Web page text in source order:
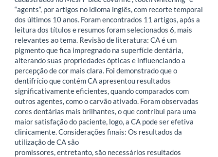
“agents“, por artigos no idioma inglês, com recorte temporal
dos últimos 10 anos. Foram encontrados 11 artigos, após a
leitura dos títulos e resumos foram selecionados 6, mais
relevantes ao tema. Revisão de literatura: CA é um
pigmento que fica impregnado na superfície dentária,
alterando suas propriedades ópticas e influenciando a
percepção de cor mais clara. Foi demonstrado que o
dentifrício que contém CA apresentou resultados
significativamente eficientes, quando comparados com
outros agentes, como o carvão ativado. Foram observadas
cores dentárias mais brilhantes, o que contribui para uma
maior satisfação do paciente, logo, a CA pode ser efetiva
clinicamente. Considerações finais: Os resultados da
utilização de CA são
promissores, entretanto, são necessários resultados